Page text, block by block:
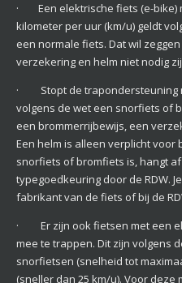
· Een elektrische fiets (e-bike)
kilometer per uur (km/u) geldt
een normale fiets. Dat wil
verzekering en helm niet nodig
· Stopt de trapondersteuning
volgens de wet een snorfiets of
een brommerrijbewijs, een
Een helm is alleen verplicht
snorfiets of bromfiets is, hangt
typegoedkeuring door de RDW.
fabrikant van de fiets of bij de
· Er zijn ook fietsen met een
mee te trappen. Dit zijn volgens
snorfietsen (snelheid tot
(sneller dan 25 km/u). Voor